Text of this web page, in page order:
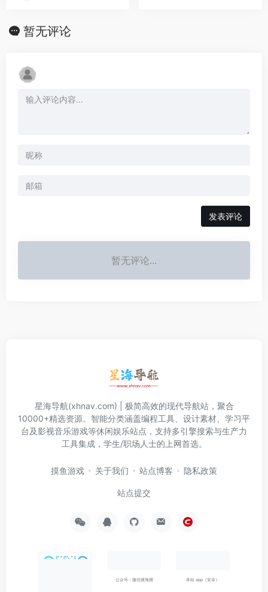
暂无评论
发表评论
暂无评论...
星海导航(xhnav.com) | 极简高效的现代导航站，聚合
10000+精选资源。智能分类涵盖编程工具、设计素材、学习平
台及影视音乐游戏等休闲娱乐站点，支持多引擎搜索与生产力
工具集成，学生/职场人士的上网首选。
摸鱼游戏 关于我们 站点博客 隐私政策
站点提交
公众号：微信搜海拥 本站 app（安卓）